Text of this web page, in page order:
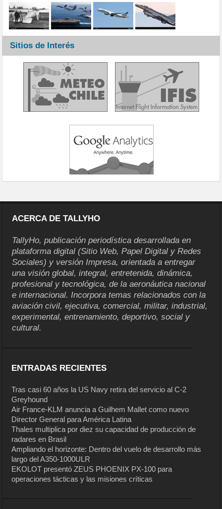
Sitios de Interés
ACERCA DE TALLYHO
TallyHo, publicación periodística desarrollada en
plataforma digital (Sitio Web, Papel Digital y Redes
Sociales) y versión Impresa, orientada a entregar
una visión global, integral, entretenida, dinámica,
profesional y tecnológica, de la aeronáutica nacional
e internacional. Incorpora temas relacionados con la
aviación civil, ejecutiva, comercial, militar, industrial,
experimental, entrenamiento, deportivo, social y
cultural.
ENTRADAS RECIENTES
Tras casi 60 años la US Navy retira del servicio al C-2
Greyhound
Air France-KLM anuncia a Guilhem Mallet como nuevo
Director General para América Latina
Thales multiplica por diez su capacidad de producción de
radares en Brasil
Ampliando el horizonte: Dentro del vuelo de desarrollo más
largo del A350-1000ULR
EKOLOT presentó ZEUS PHOENIX PX-100 para
operaciones tácticas y las misiones críticas